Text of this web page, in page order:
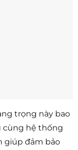
trọng này bao
cùng hệ thống
giúp đảm bảo